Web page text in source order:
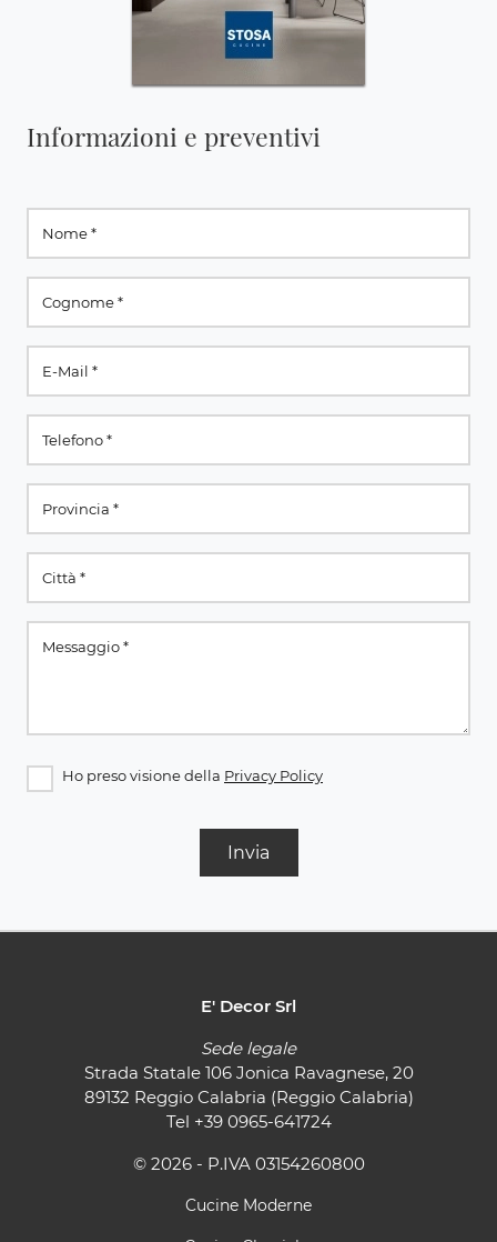
Informazioni e preventivi
Ho preso visione della Privacy Policy
Invia
E' Decor Srl
Sede legale
Strada Statale 106 Jonica Ravagnese, 20
89132 Reggio Calabria (Reggio Calabria)
Tel +39 0965-641724
© 2026 - P.IVA 03154260800
Cucine Moderne